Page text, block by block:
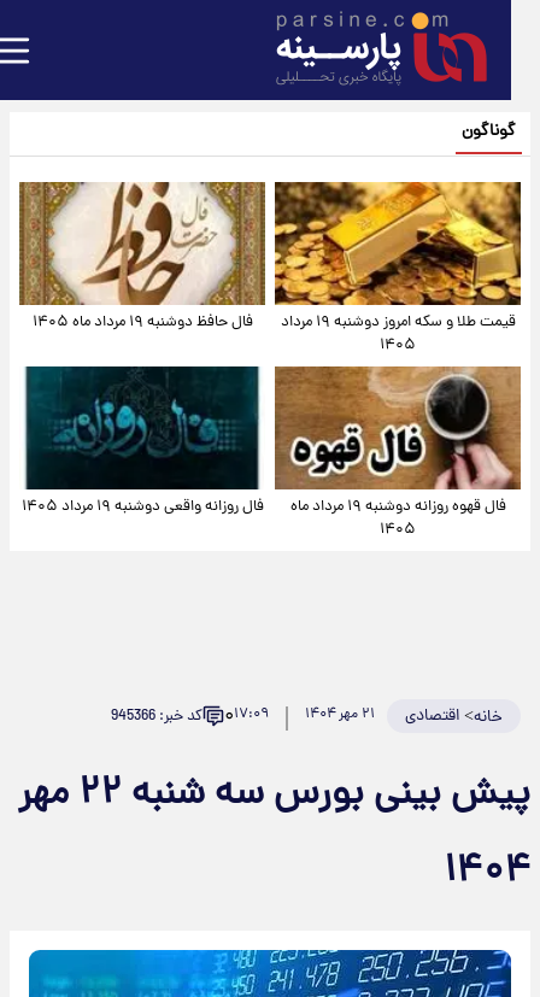
گوناگون
قیمت طلا و سکه امروز دوشنبه ۱۹ مرداد
۱۴۰۵
فال حافظ دوشنبه ۱۹ مرداد ماه ۱۴۰۵
فال قهوه روزانه دوشنبه ۱۹ مرداد ماه
۱۴۰۵
فال روزانه واقعی دوشنبه ۱۹ مرداد ۱۴۰۵
خانه>اقتصادی ۱۷:۰۹۰ کد خبر: 945366
پیش بینی بورس سه شنبه ۲۲ مهر